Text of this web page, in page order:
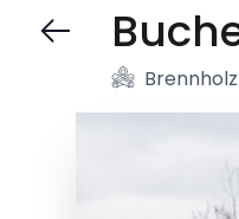
Brennholz